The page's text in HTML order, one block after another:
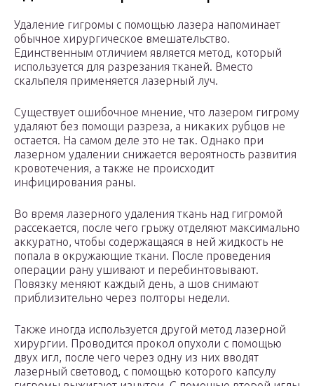
Удаление гигромы с помощью лазера напоминает
обычное хирургическое вмешательство.
Единственным отличием является метод, который
используется для разрезания тканей. Вместо
скальпеля применяется лазерный луч.
Существует ошибочное мнение, что лазером гигрому
удаляют без помощи разреза, а никаких рубцов не
остается. На самом деле это не так. Однако при
лазерном удалении снижается вероятность развития
кровотечения, а также не происходит
инфицирования раны.
Во время лазерного удаления ткань над гигромой
рассекается, после чего грыжу отделяют максимально
аккуратно, чтобы содержащаяся в ней жидкость не
попала в окружающие ткани. После проведения
операции рану ушивают и перебинтовывают.
Повязку меняют каждый день, а шов снимают
приблизительно через полторы недели.
Также иногда используется другой метод лазерной
хирургии. Проводится прокол опухоли с помощью
двух игл, после чего через одну из них вводят
лазерный световод, с помощью которого капсулу